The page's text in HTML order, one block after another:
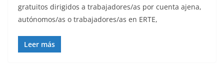
gratuitos dirigidos a trabajadores/as por cuenta ajena,
autónomos/as o trabajadores/as en ERTE,
Leer más